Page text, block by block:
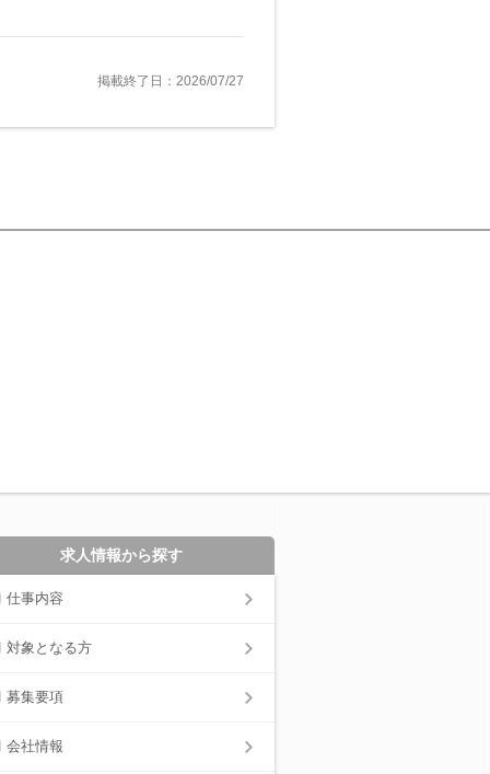
掲載終了日：2026/07/27
求人情報から探す
仕事内容
対象となる方
募集要項
会社情報